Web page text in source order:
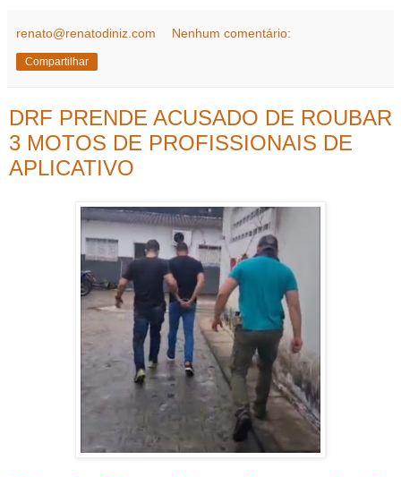
renato@renatodiniz.com Nenhum comentário:
Compartilhar
DRF PRENDE ACUSADO DE ROUBAR
3 MOTOS DE PROFISSIONAIS DE
APLICATIVO